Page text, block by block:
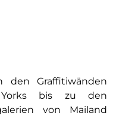
den Graffitiwänden
bis zu den
von Mailand